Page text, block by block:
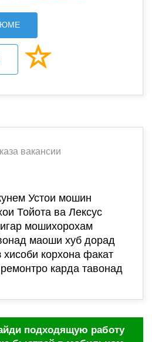
вакансии
Устои мошин
Тойота ва Лексус
мошихорохам
маоши хуб дорад
хисоби корхона факат
карда тавонад
подходящую работу